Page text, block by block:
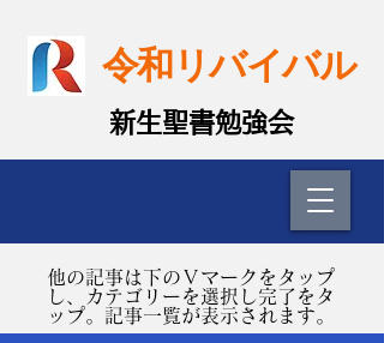
令和リバイバル
​新生聖書勉強会
​他の記事は下のＶマークをタップ
し、カテゴリーを選択し完了をタ
ップ。記事一覧が表示されます。